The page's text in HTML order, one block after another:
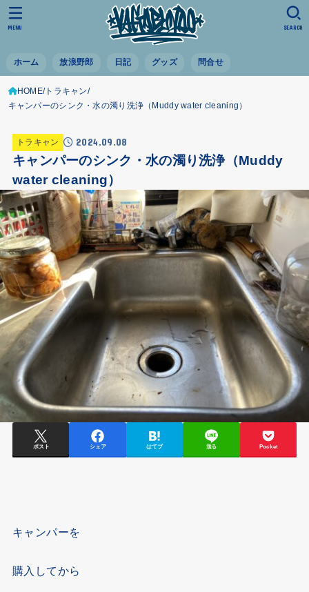
ホーム 放浪野郎 日記 グッズ 問合せ
SEARCH
MENU
HOME トラキャン
キャンパーのシンク・水の濁り洗浄（Muddy water cleaning）
トラキャン 2024.09.08
キャンパーのシンク・水の濁り洗浄（Muddy
water cleaning）
ポスト シェア はてブ 送る Pocket
キャンパーを
購入してから